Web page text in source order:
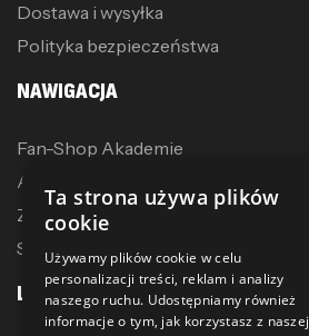
Dostawa i wysyłka
Polityka bezpieczeństwa
NAWIGACJA
Fan-Shop Akademie
Akcesoria treningowe
Zostań dystrybutorem
Sublimacja
LINKI
Ta strona używa plików
cookie
Używamy plików cookie w celu
personalizacji treści, reklam i analizy
naszego ruchu. Udostępniamy również
informacje o tym, jak korzystasz z naszej